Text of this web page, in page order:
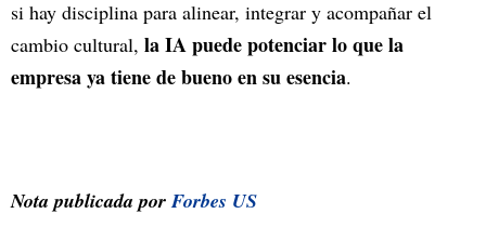
si hay disciplina para alinear, integrar y acompañar el
cambio cultural, la IA puede potenciar lo que la
empresa ya tiene de bueno en su esencia.
Nota publicada porForbes US